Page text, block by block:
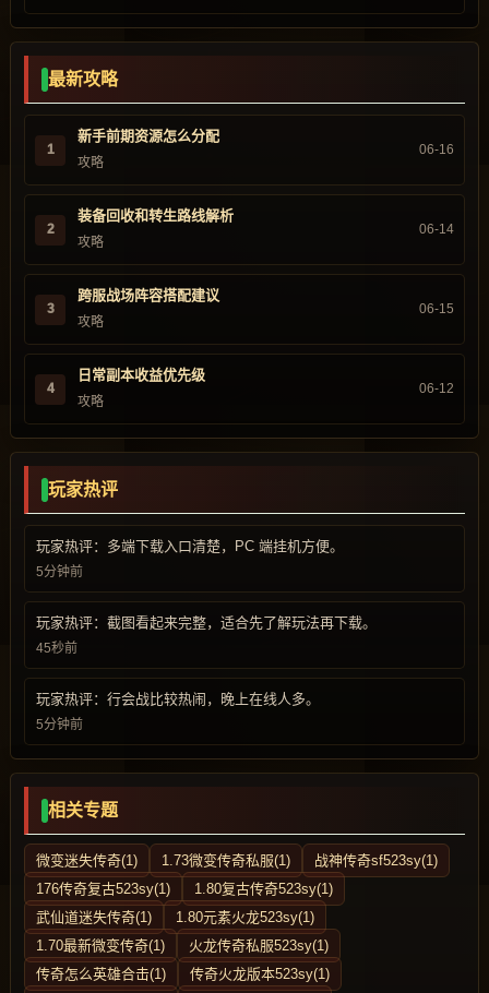
最新攻略
1
新手前期资源怎么分配
攻略
06-16
2
装备回收和转生路线解析
攻略
06-14
3
跨服战场阵容搭配建议
攻略
06-15
4
日常副本收益优先级
攻略
06-12
玩家热评
玩家热评：多端下载入口清楚，PC 端挂机方便。
5分钟前
玩家热评：截图看起来完整，适合先了解玩法再下载。
45秒前
玩家热评：行会战比较热闹，晚上在线人多。
5分钟前
相关专题
微变迷失传奇(1) 1.73微变传奇私服(1)
战神传奇sf523sy(1)
176传奇复古523sy(1)
1.80复古传奇523sy(1)
武仙道迷失传奇(1)
1.80元素火龙523sy(1)
1.70最新微变传奇(1)
火龙传奇私服523sy(1)
传奇怎么英雄合击(1)
传奇火龙版本523sy(1)